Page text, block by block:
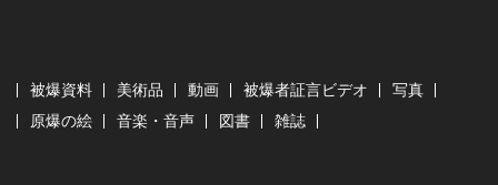
被爆資料 美術品 動画 被爆者証言ビデオ
写真
原爆の絵
音楽・音声 図書 雑誌